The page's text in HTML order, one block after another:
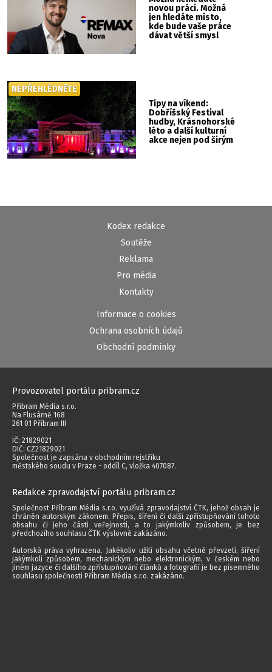
novou práci. Možná
jen hledáte místo,
kde bude vaše práce
dávat větší smysl
Tipy na víkend:
Dobříšský Festival
hudby, Krásnohorské
léto a další kulturní
akce nejen pod širým
NEPŘEHLÉDNĚTE
Kodex redakce
Soutěže
Reklama
Pro média
Kontakty
Informace o cookies
Ochrana osobních údajů
Obchodní podmínky
Provozovatel portálu pribram.cz
Příbram Média s.r.o.
Na Flusárně 168
261 01 Příbram III
IČ: 21829021
DIČ: CZ21829021
Společnost je zapsána v obchodním rejstříku
městského soudu v Praze - oddíl C, vložka 407087.
Redakce zpravodajství portálu pribram.cz
Společnost Příbram Média s.r.o. využívá zpravodajství ČTK, jehož obsah je
chráněn autorským zákonem. Přepis, šíření či další zpřístupňování tohoto
obsahu či jeho části veřejnosti, a to jakýmkoliv způsobem, je bez
předchozího souhlasu ČTK výslovně zakázáno.
Autorská práva vyhrazena. Jakékoliv užití obsahu včetně převzetí, šíření
jakýmkoli způsobem, mechanickým nebo elektronickým, v českém nebo
jiném jazyce či dalšího zpřístupňování článků a fotografií je bez písemného
souhlasu společnosti Příbram Média s.r.o. zakázáno.